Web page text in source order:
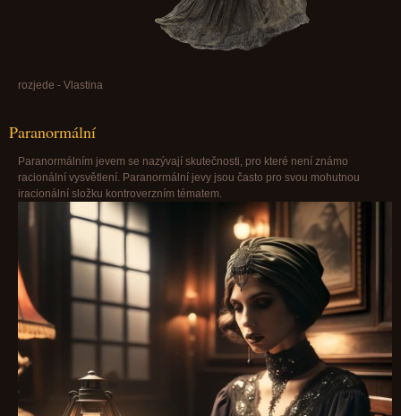
rozjede - Vlastina
Paranormální
Paranormálním jevem se nazývají skutečnosti, pro které není známo
racionální vysvětlení. Paranormální jevy jsou často pro svou mohutnou
iracionální složku kontroverzním tématem.